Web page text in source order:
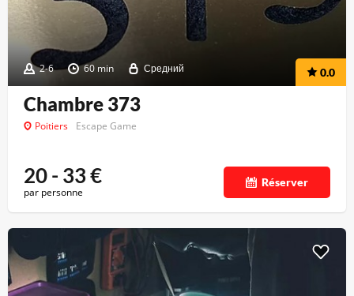
2-6 60 min Средний 0.0
Chambre 373
Poitiers Escape Game
20 - 33€
par personne
Réserver